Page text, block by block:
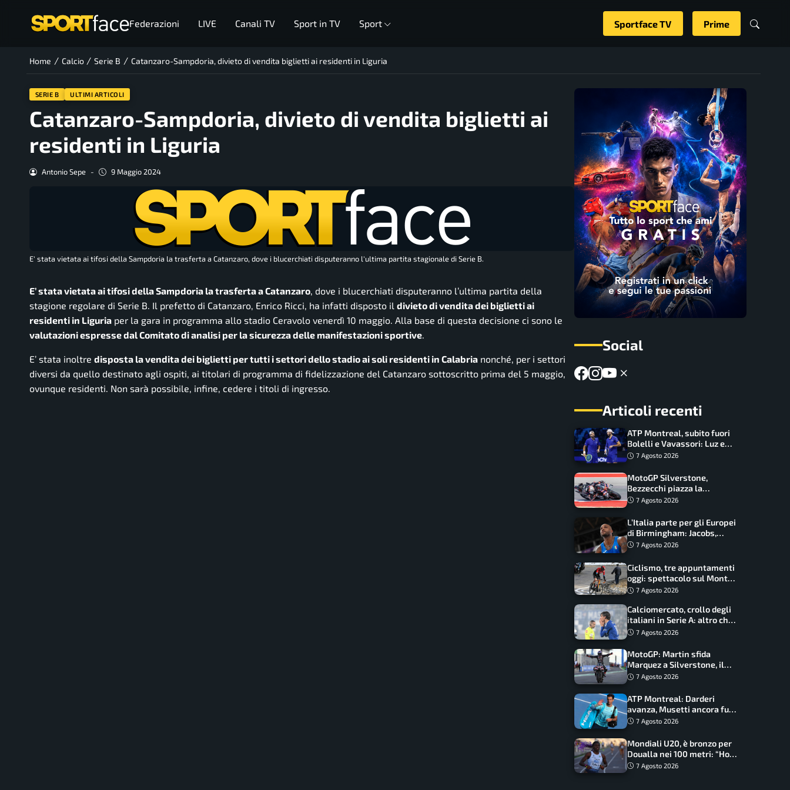
Federazioni LIVE Canali TV Sport in TV Sport Sportface TV Prime
Home / Calcio / Serie B / Catanzaro-Sampdoria, divieto di vendita biglietti ai residenti in Liguria
SERIE B ULTIMI ARTICOLI
Catanzaro-Sampdoria, divieto di vendita biglietti ai
residenti in Liguria
Antonio Sepe - 9 Maggio 2024
E' stata vietata ai tifosi della Sampdoria la trasferta a Catanzaro, dove i blucerchiati disputeranno l'ultima partita stagionale di Serie B.
E’ stata vietata ai tifosi della Sampdoria la trasferta a Catanzaro, dove i blucerchiati disputeranno l’ultima partita della
stagione regolare di Serie B. Il prefetto di Catanzaro, Enrico Ricci, ha infatti disposto il divieto di vendita dei biglietti ai
residenti in Liguria per la gara in programma allo stadio Ceravolo venerdì 10 maggio. Alla base di questa decisione ci sono le
valutazioni espresse dal Comitato di analisi per la sicurezza delle manifestazioni sportive.
E’ stata inoltre disposta la vendita dei biglietti per tutti i settori dello stadio ai soli residenti in Calabria nonché, per i settori
diversi da quello destinato agli ospiti, ai titolari di programma di fidelizzazione del Catanzaro sottoscritto prima del 5 maggio,
ovunque residenti. Non sarà possibile, infine, cedere i titoli di ingresso.
Social
Articoli recenti
ATP Montreal, subito fuori
Bolelli e Vavassori: Luz e
Matos fermano gli azzurri
7 Agosto 2026
MotoGP Silverstone,
Bezzecchi piazza la
zampata: Aprilia domina,
7 Agosto 2026
L’Italia parte per gli Europei
di Birmingham: Jacobs,
Tamberi e Battocletti
record
7 Agosto 2026
Ciclismo, tre appuntamenti
oggi: spettacolo sul Mont
Ventoux, orari e come
7 Agosto 2026
Calciomercato, crollo degli
italiani in Serie A: altro che
svolta dopo il Mondiale
7 Agosto 2026
MotoGP: Martin sfida
Marquez a Silverstone, il
programma e gli orari
7 Agosto 2026
ATP Montreal: Darderi
avanza, Musetti ancora fuori
con Jodar
7 Agosto 2026
Mondiali U20, è bronzo per
Doualla nei 100 metri: “Ho
scacciato l’ansia”
7 Agosto 2026